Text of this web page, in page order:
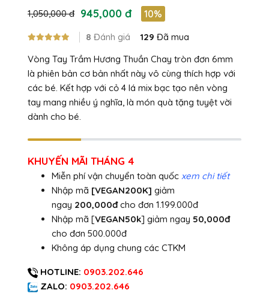
1,050,000 đ 945,000 đ 10%
8 Đánh giá 129 Đã mua
Vòng Tay Trầm Hương Thuần Chay tròn đơn 6mm
là phiên bản cơ bản nhất này vô cùng thích hợp với
các bé. Kết hợp với cỏ 4 lá mix bạc tạo nên vòng
tay mang nhiều ý nghĩa, là món quà tặng tuyệt vời
dành cho bé.
KHUYẾN MÃI THÁNG 4
Miễn phí vận chuyển toàn quốc xem chi tiết
Nhập mã [VEGAN200K] giảm
ngay 200,000đcho đơn 1.199.000đ
Nhập mã [VEGAN50k] giảm ngay 50,000đ
cho đơn 500.000đ
Không áp dụng chung các CTKM
HOTLINE: 0903.202.646
ZALO: 0903.202.646